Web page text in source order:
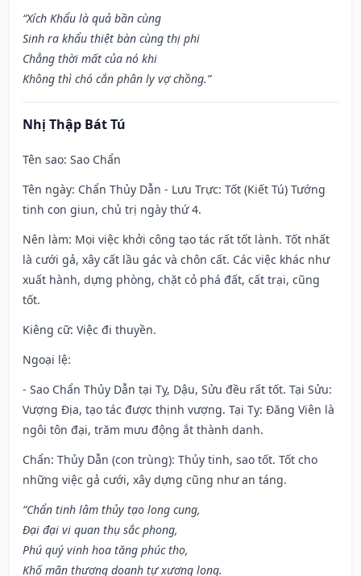
“Xích Khẩu là quả bần cùng
Sinh ra khẩu thiệt bàn cùng thị phi
Chẳng thời mất của nó khi
Không thì chó cắn phân ly vợ chồng.”
Nhị Thập Bát Tú
Tên sao: Sao Chẩn
Tên ngày: Chẩn Thủy Dẫn - Lưu Trực: Tốt (Kiết Tú) Tướng
tinh con giun, chủ trị ngày thứ 4.
Nên làm: Mọi việc khởi công tạo tác rất tốt lành. Tốt nhất
là cưới gả, xây cất lầu gác và chôn cất. Các việc khác như
xuất hành, dựng phòng, chặt cỏ phá đất, cất trại, cũng
tốt.
Kiêng cữ: Việc đi thuyền.
Ngoại lệ:
- Sao Chẩn Thủy Dẫn tại Tỵ, Dậu, Sửu đều rất tốt. Tại Sửu:
Vượng Địa, tạo tác được thịnh vượng. Tại Tỵ: Đăng Viên là
ngôi tôn đại, trăm mưu động ắt thành danh.
Chẩn: Thủy Dẫn (con trùng): Thủy tinh, sao tốt. Tốt cho
những việc gả cưới, xây dựng cũng như an táng.
“Chẩn tinh lâm thủy tạo long cung,
Đại đại vi quan thụ sắc phong,
Phú quý vinh hoa tăng phúc thọ,
Khố mãn thương doanh tự xương long.